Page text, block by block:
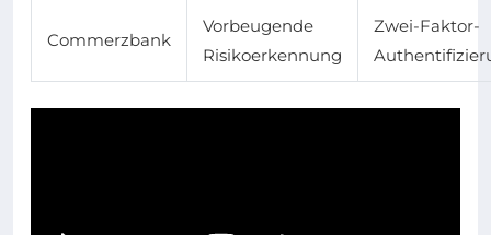
Commerzbank
Vorbeugende
Risikoerkennung
Zwei-Faktor-